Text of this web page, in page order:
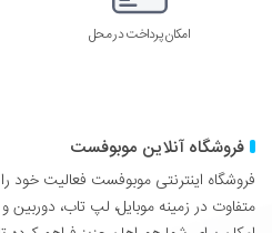
امکان پرداخت در محل
فروشگاه آنلاین موبوفست
فروشگاه اینترنتی موبوفست فعالیت خود را
متفاوت در زمینه موبایل، لپ تاب، دوربین